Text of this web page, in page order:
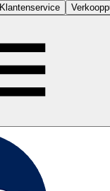
Klantenservice